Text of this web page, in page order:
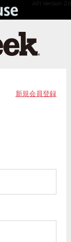
API Version 2.0
新規会員登録